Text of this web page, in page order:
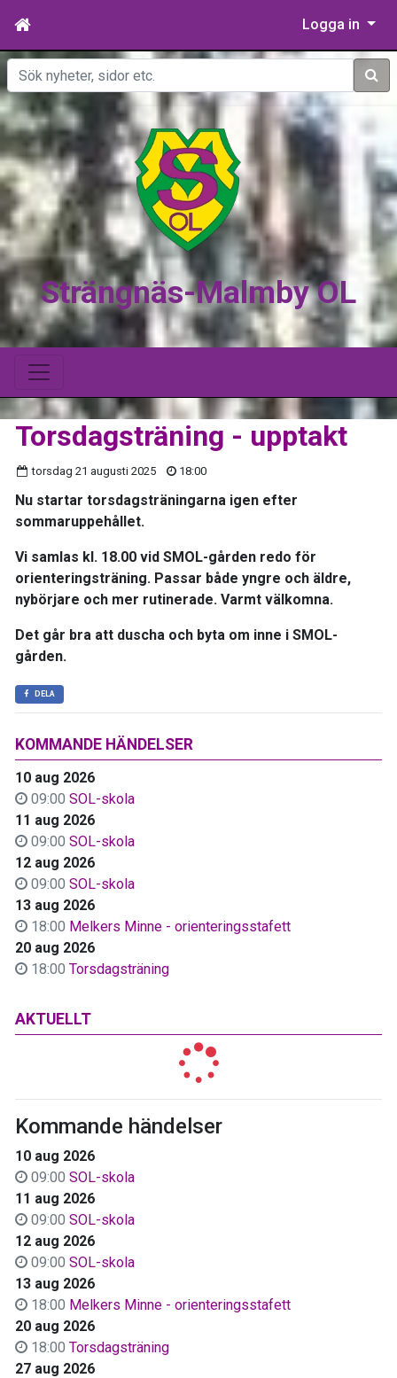
Logga in
Sök
Strängnäs-Malmby OL
KOMMANDE HÄNDELSER
10 aug 2026
09:00 SOL-skola
11 aug 2026
09:00 SOL-skola
12 aug 2026
09:00 SOL-skola
13 aug 2026
18:00 Melkers Minne - orienteringsstafett
20 aug 2026
18:00 Torsdagsträning
AKTUELLT
Kommande händelser
10 aug 2026
09:00 SOL-skola
11 aug 2026
09:00 SOL-skola
12 aug 2026
09:00 SOL-skola
13 aug 2026
18:00 Melkers Minne - orienteringsstafett
20 aug 2026
18:00 Torsdagsträning
27 aug 2026
Torsdagsträning - upptakt
torsdag 21 augusti 2025 18:00
Nu startar torsdagsträningarna igen efter
sommaruppehållet.
Vi samlas kl. 18.00 vid SMOL-gården redo för
orienteringsträning. Passar både yngre och äldre,
nybörjare och mer rutinerade. Varmt välkomna.
Det går bra att duscha och byta om inne i SMOL-
gården.
DELA